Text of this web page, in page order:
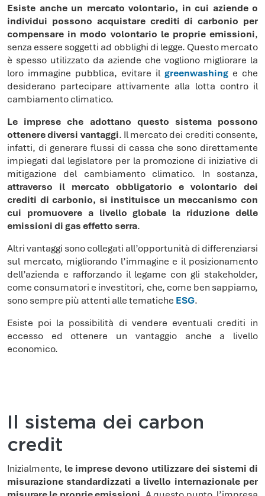
Esiste anche un mercato volontario, in cui aziende o
individui possono acquistare crediti di carbonio per
compensare in modo volontario le proprie emissioni,
senza essere soggetti ad obblighi di legge. Questo mercato
è spesso utilizzato da aziende che vogliono migliorare la
loro immagine pubblica, evitare il greenwashing e che
desiderano partecipare attivamente alla lotta contro il
cambiamento climatico.
Le imprese che adottano questo sistema possono
ottenere diversi vantaggi. Il mercato dei crediti consente,
infatti, di generare flussi di cassa che sono direttamente
impiegati dal legislatore per la promozione di iniziative di
mitigazione del cambiamento climatico. In sostanza,
attraverso il mercato obbligatorio e volontario dei
crediti di carbonio, si instituisce un meccanismo con
cui promuovere a livello globale la riduzione delle
emissioni di gas effetto serra.
Altri vantaggi sono collegati all’opportunità di differenziarsi
sul mercato, migliorando l’immagine e il posizionamento
dell’azienda e rafforzando il legame con gli stakeholder,
come consumatori e investitori, che, come ben sappiamo,
sono sempre più attenti alle tematiche ESG.
Esiste poi la possibilità di vendere eventuali crediti in
eccesso ed ottenere un vantaggio anche a livello
economico.
Il sistema dei carbon
credit
Inizialmente, le imprese devono utilizzare dei sistemi di
misurazione standardizzati a livello internazionale per